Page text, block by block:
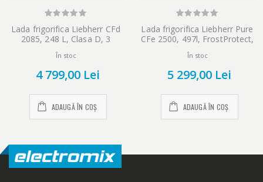
Lada frigorifica Liebherr CFd
2085, 248 L, Clasa D, 3
SmartFrost, Alb
În stoc
4 799,00 Lei
ADAUGĂ ÎN COȘ
Lada frigorifica Liebherr Pure
CFe 2500, 497l, FrostProtect,
În stoc
5 299,00 Lei
ADAUGĂ ÎN COȘ